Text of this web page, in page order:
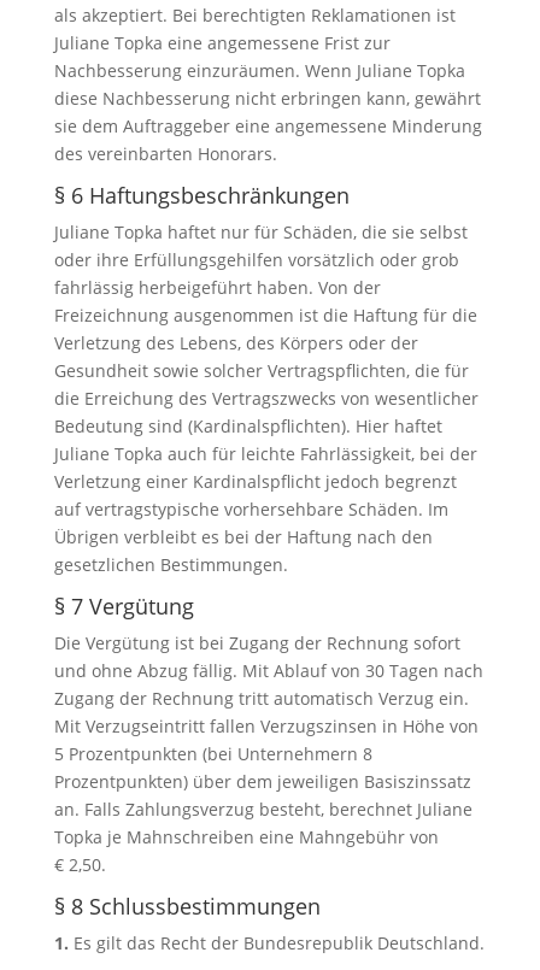
als akzeptiert. Bei berechtigten Reklamationen ist
Juliane Topka eine angemessene Frist zur
Nachbesserung einzu­räumen. Wenn Juliane Topka
diese Nachbesserung nicht erbringen kann, gewährt
sie dem Auftraggeber eine angemessene Minderung
des vereinbarten Honorars.
§ 6 Haftungsbeschränkungen
Juliane Topka haftet nur für Schäden, die sie selbst
oder ihre Erfüllungsgehilfen vorsätzlich oder grob
fahrlässig herbeigeführt haben. Von der
Freizeichnung ausgenommen ist die Haftung für die
Verletzung des Lebens, des Körpers oder der
Gesundheit sowie solcher Vertragspflichten, die für
die Erreichung des Vertragszwecks von wesentlicher
Bedeutung sind (Kardinalspflichten). Hier haftet
Juliane Topka auch für leichte Fahrlässigkeit, bei der
Verletzung einer Kardinalspflicht jedoch begrenzt
auf vertragstypische vorhersehbare Schäden. Im
Übrigen verbleibt es bei der Haftung nach den
gesetzlichen Bestimmungen.
§ 7 Vergütung
Die Vergütung ist bei Zugang der Rechnung sofort
und ohne Abzug fällig. Mit Ablauf von 30 Tagen nach
Zugang der Rechnung tritt automatisch Verzug ein.
Mit Verzugseintritt fallen Verzugszinsen in Höhe von
5 Prozentpunk­ten (bei Unternehmern 8
Prozentpunkten) über dem jeweiligen Basiszinssatz
an. Falls Zahlungsverzug besteht, berechnet Juliane
Topka je Mahnschreiben eine Mahngebühr von
€ 2,50.
§ 8 Schlussbestimmungen
1. Es gilt das Recht der Bundesrepublik Deutschland.